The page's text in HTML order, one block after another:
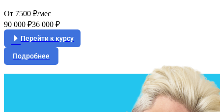
От 7500 ₽/мес
90 000 ₽36 000 ₽
Перейти к курсу
Подробнее